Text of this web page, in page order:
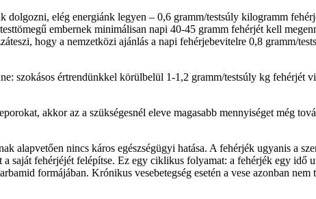
elég energiánk legyen – 0,6 gramm/testsúly kilogramm
embernek minimálisan napi 40-45 gramm fehérjét kell
hogy a nemzetközi ajánlás a napi fehérjebevitelre 0,8 gramm/
szokásos értrendünkkel körülbelül 1-1,2 gramm/testsúly kg fehérjét
akkor az a szükségesnél eleve magasabb mennyiséget még
alapvetően nincs káros egészségügyi hatása. A fehérjék ugyanis a
saját fehérjéjét felépítse. Ez egy ciklikus folyamat: a fehérjék egy idő
formájában. Krónikus vesebetegség esetén a vese azonban nem